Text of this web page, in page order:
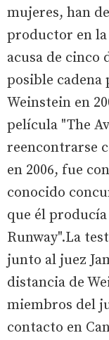
mujeres, han
productor en la
acusa de cinco
posible cadena
Weinstein en
película "The
reencontrarse
en 2006, fue
conocido
que él
Runway".La
junto al juez
distancia de
miembros del
contacto en